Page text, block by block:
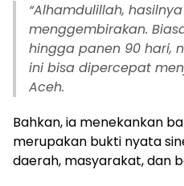
“Alhamdulillah,
menggembirakan.
hingga panen 90 hari,
ini bisa dipercepat
Aceh.
Bahkan, ia menekankan
merupakan bukti nyata
daerah, masyarakat, dan